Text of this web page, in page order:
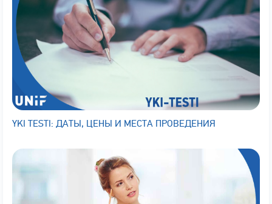
YKI TESTI: ДАТЫ, ЦЕНЫ И МЕСТА ПРОВЕДЕНИЯ